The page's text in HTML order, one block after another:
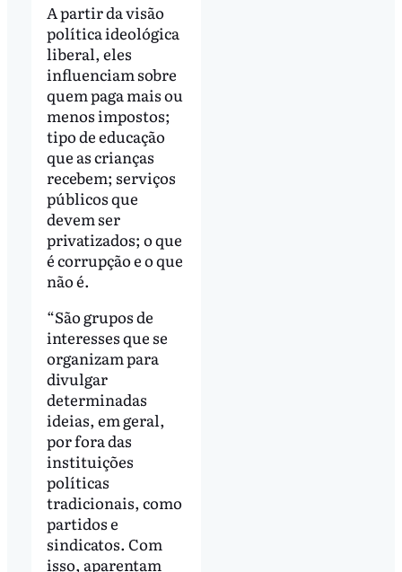
A partir da visão
política ideológica
liberal, eles
influenciam sobre
quem paga mais ou
menos impostos;
tipo de educação
que as crianças
recebem; serviços
públicos que
devem ser
privatizados; o que
é corrupção e o que
não é.
“São grupos de
interesses que se
organizam para
divulgar
determinadas
ideias, em geral,
por fora das
instituições
políticas
tradicionais, como
partidos e
sindicatos. Com
isso, aparentam